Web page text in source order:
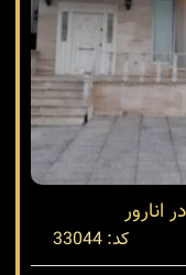
انارور
کد: 33044